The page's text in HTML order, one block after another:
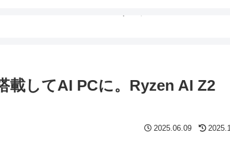
載してAI PCに。Ryzen AI Z2
2025.06.09